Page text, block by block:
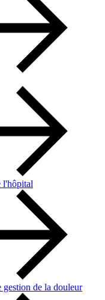
l'hôpital
gestion de la douleur